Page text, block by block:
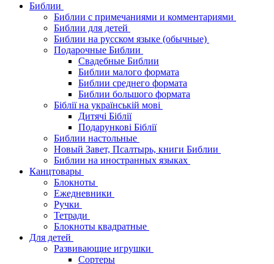
Библии
Библии с примечаниями и комментариями
Библии для детей
Библии на русском языке (обычные)
Подарочные Библии
Свадебные Библии
Библии малого формата
Библии среднего формата
Библии большого формата
Біблії на українській мові
Дитячі Біблії
Подарункові Біблії
Библии настольные
Новый Завет, Псалтырь, книги Библии
Библии на иностранных языках
Канцтовары
Блокноты
Ежедневники
Ручки
Тетради
Блокноты квадратные
Для детей
Развивающие игрушки
Сортеры